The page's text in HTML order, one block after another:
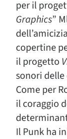
per il
Graphics”
copertine
il progetto
sonori delle
Come per
il coraggio
Il Punk ha